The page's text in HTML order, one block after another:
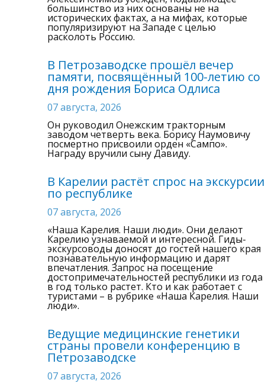
большинство из них основаны не на
исторических фактах, а на мифах, которые
популяризируют на Западе с целью
расколоть Россию.
В Петрозаводске прошёл вечер
памяти, посвящённый 100-летию со
дня рождения Бориса Одлиса
07 августа, 2026
Он руководил Онежским тракторным
заводом четверть века. Борису Наумовичу
посмертно присвоили орден «Сампо».
Награду вручили сыну Давиду.
В Карелии растёт спрос на экскурсии
по республике
07 августа, 2026
«Наша Карелия. Наши люди». Они делают
Карелию узнаваемой и интересной. Гиды-
экскурсоводы доносят до гостей нашего края
познавательную информацию и дарят
впечатления. Запрос на посещение
достопримечательностей республики из года
в год только растет. Кто и как работает с
туристами – в рубрике «Наша Карелия. Наши
люди».
Ведущие медицинские генетики
страны провели конференцию в
Петрозаводске
07 августа, 2026